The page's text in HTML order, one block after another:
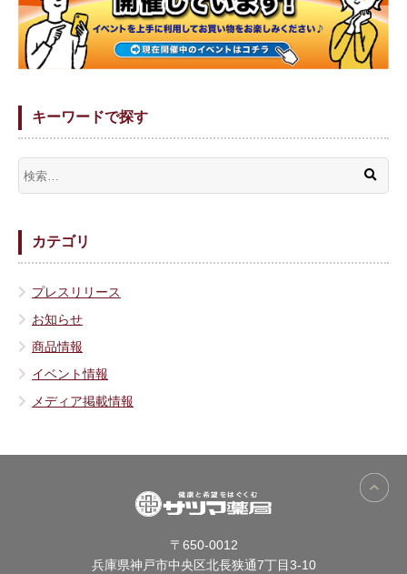
キーワードで探す
カテゴリ
プレスリリース
お知らせ
商品情報
イベント情報
メディア掲載情報
〒650-0012
兵庫県神戸市中央区北長狭通7丁目3-10